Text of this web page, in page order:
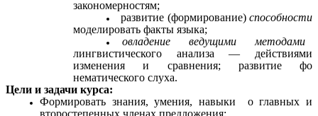
закономерностям;
развитие (формирование)способности
моделировать факты языка;
овладение ведущими методами
лингвистического анализа — действиями
изменения и сравнения; развитие фо
нематического слуха.
Цели и задачи курса:
Формировать знания, умения, навыки о главных и
второстепенных членах предложения;